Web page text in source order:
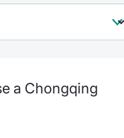
a Chongqing